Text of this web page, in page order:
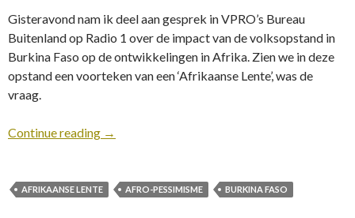
Gisteravond nam ik deel aan gesprek in VPRO’s Bureau
Buitenland op Radio 1 over de impact van de volksopstand in
Burkina Faso op de ontwikkelingen in Afrika. Zien we in deze
opstand een voorteken van een ‘Afrikaanse Lente’, was de
vraag.
Continue reading →
AFRIKAANSE LENTE AFRO-PESSIMISME BURKINA FASO